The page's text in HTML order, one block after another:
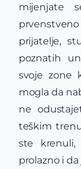
mijenjate
prijatelje,
poznatih
svoje zone
mogla da
ne
teškim
ste
prolazno i